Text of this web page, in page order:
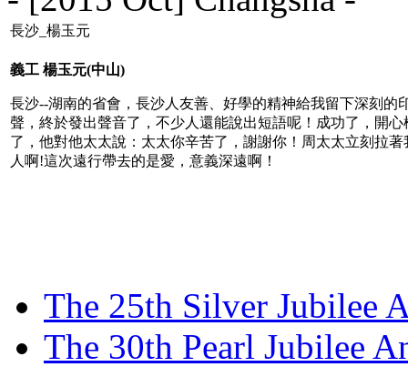
長沙_楊玉元
義工 楊玉元(中山)
長沙--湖南的省會，長沙人友善、好學的精神給我留下深刻
聲，終於發出聲音了，不少人還能說出短語呢！成功了，開
了，他對他太太說：太太你辛苦了，謝謝你！周太太立刻拉
人啊!這次遠行帶去的是愛，意義深遠啊！
The 25th Silver Jubilee
The 30th Pearl Jubilee